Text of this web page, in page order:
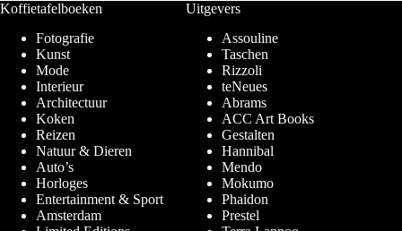
Koffietafelboeken
Fotografie
Kunst
Mode
Interieur
Architectuur
Koken
Reizen
Natuur & Dieren
Auto’s
Horloges
Entertainment & Sport
Amsterdam
Uitgevers
Assouline
Taschen
Rizzoli
teNeues
Abrams
ACC Art Books
Gestalten
Hannibal
Mendo
Mokumo
Phaidon
Prestel